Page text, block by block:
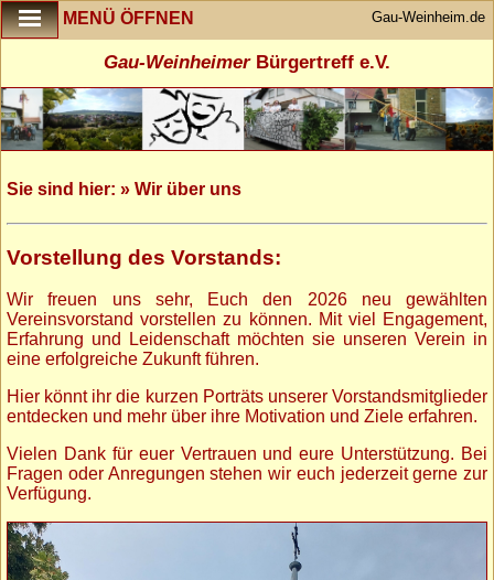
MENÜ ÖFFNEN Gau-Weinheim.de
Gau-WeinheimerBürgertreff e.V.
Sie sind hier: » Wir über uns
Vorstellung des Vorstands:
Wir freuen uns sehr, Euch den 2026 neu gewählten
Vereinsvorstand vorstellen zu können. Mit viel Engagement,
Erfahrung und Leidenschaft möchten sie unseren Verein in
eine erfolgreiche Zukunft führen.
Hier könnt ihr die kurzen Porträts unserer Vorstandsmitglieder
entdecken und mehr über ihre Motivation und Ziele erfahren.
Vielen Dank für euer Vertrauen und eure Unterstützung. Bei
Fragen oder Anregungen stehen wir euch jederzeit gerne zur
Verfügung.